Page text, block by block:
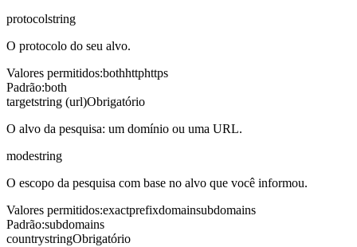
protocolstring
O protocolo do seu alvo.
Valores permitidos:bothhttphttps
Padrão:both
targetstring (url)Obrigatório
O alvo da pesquisa: um domínio ou uma URL.
modestring
O escopo da pesquisa com base no alvo que você informou.
Valores permitidos:exactprefixdomainsubdomains
Padrão:subdomains
countrystringObrigatório